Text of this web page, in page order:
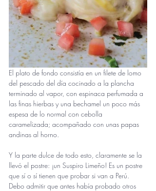
El plato de fondo consistía en un filete de lomo
del pescado del día cocinado a la plancha
terminado al vapor, con espinaca perfumada a
las finas hierbas y una bechamel un poco más
espesa de lo normal con cebolla
caramelizada; acompañado con unas papas
andinas al horno.
Y la parte dulce de todo esto, claramente se la
llevó el postre: ¡un Suspiro Limeño! Es un postre
que sí o sí tienen que probar si van a Perú.
Debo admitir que antes había probado otros